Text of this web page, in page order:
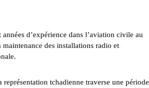
d’expérience dans l’aviation civile au
des installations radio et
tchadienne traverse une période